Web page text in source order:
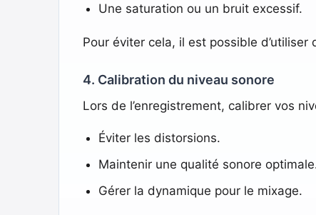
Une saturation ou un bruit excessif.
Pour éviter cela, il est possible d’utiliser
4. Calibration du niveau sonore
Lors de l’enregistrement, calibrer vos
Éviter les distorsions.
Maintenir une qualité sonore
Gérer la dynamique pour le mixage.